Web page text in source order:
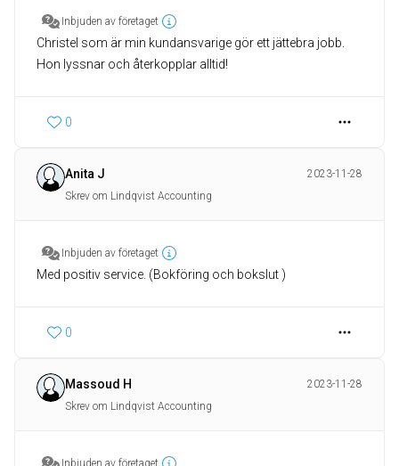
Inbjuden av företaget
Christel som är min kundansvarige gör ett jättebra jobb.
Hon lyssnar och återkopplar alltid!
0
Anita J
2023-11-28
Skrev om Lindqvist Accounting
Inbjuden av företaget
Med positiv service. (Bokföring och bokslut )
0
Massoud H
2023-11-28
Skrev om Lindqvist Accounting
Inbjuden av företaget